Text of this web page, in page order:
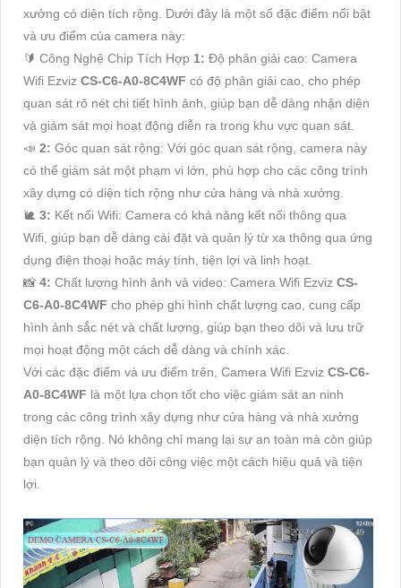
xưởng có diện tích rộng. Dưới đây là một số đặc điểm nổi bật
và ưu điểm của camera này:
🔰 Công Nghệ Chip Tích Hợp 1: Độ phân giải cao: Camera
Wifi Ezviz CS-C6-A0-8C4WF có độ phân giải cao, cho phép
quan sát rõ nét chi tiết hình ảnh, giúp bạn dễ dàng nhận diện
và giám sát mọi hoạt động diễn ra trong khu vực quan sát.
📣 2: Góc quan sát rộng: Với góc quan sát rộng, camera này
có thể giám sát một phạm vi lớn, phù hợp cho các công trình
xây dựng có diện tích rộng như cửa hàng và nhà xưởng.
🐌 3: Kết nối Wifi: Camera có khả năng kết nối thông qua
Wifi, giúp bạn dễ dàng cài đặt và quản lý từ xa thông qua ứng
dụng điện thoại hoặc máy tính, tiện lợi và linh hoạt.
📸 4: Chất lượng hình ảnh và video: Camera Wifi Ezviz CS-
C6-A0-8C4WF cho phép ghi hình chất lượng cao, cung cấp
hình ảnh sắc nét và chất lượng, giúp bạn theo dõi và lưu trữ
mọi hoạt động một cách dễ dàng và chính xác.
Với các đặc điểm và ưu điểm trên, Camera Wifi Ezviz CS-C6-
A0-8C4WF là một lựa chọn tốt cho việc giám sát an ninh
trong các công trình xây dựng như cửa hàng và nhà xưởng
diện tích rộng. Nó không chỉ mang lại sự an toàn mà còn giúp
bạn quản lý và theo dõi công việc một cách hiệu quả và tiện
lợi.